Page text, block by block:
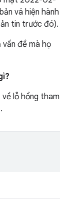
vá hiện hành
tin trước đó).
đề mà họ
lỗ hổng tham